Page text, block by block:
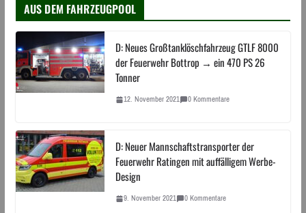
AUS DEM FAHRZEUGPOOL
D: Neues Großtanklöschfahrzeug GTLF 8000
der Feuerwehr Bottrop → ein 470 PS 26
Tonner
12. November 2021 0 Kommentare
D: Neuer Mannschaftstransporter der
Feuerwehr Ratingen mit auffälligem Werbe-
Design
9. November 2021 0 Kommentare